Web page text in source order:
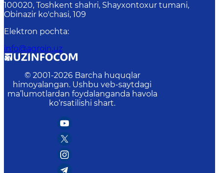
100020, Toshkent shahri, Shayxontoxur tumani,
Obinazir ko'chasi, 109
Elektron pochta:
info@agroin.uz
© 2001-2026 Barcha huquqlar
himoyalangan. Ushbu veb-saytdagi
ma’lumotlardan foydalanganda havola
ko‘rsatilishi shart.